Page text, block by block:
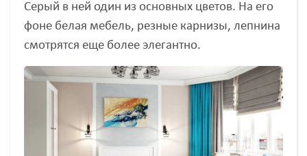
Серый в ней один из основных цветов. На его
фоне белая мебель, резные карнизы, лепнина
смотрятся еще более элегантно.